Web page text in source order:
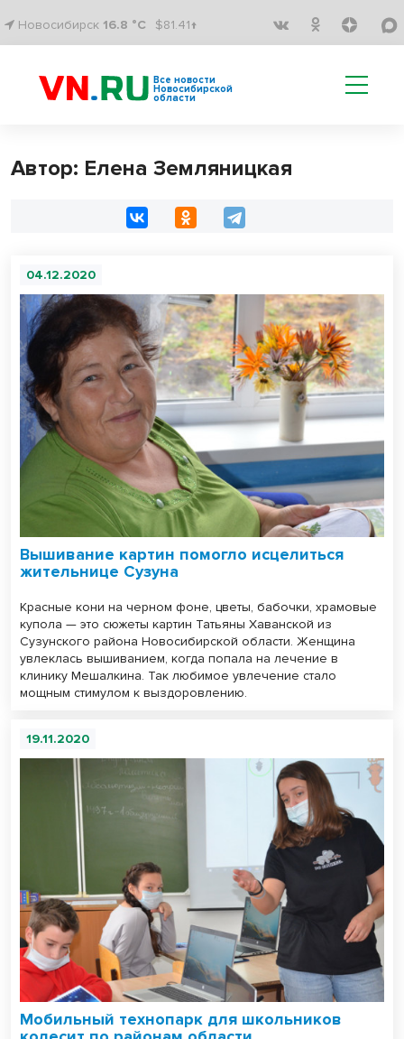
Новосибирск 16.8 °C $81.41↑
Все новости
Новосибирской
области
Автор: Елена Земляницкая
04.12.2020
Вышивание картин помогло исцелиться
жительнице Сузуна
Красные кони на черном фоне, цветы, бабочки, храмовые
купола — это сюжеты картин Татьяны Хаванской из
Сузунского района Новосибирской области. Женщина
увлеклась вышиванием, когда попала на лечение в
клинику Мешалкина. Так любимое увлечение стало
мощным стимулом к выздоровлению.
19.11.2020
Мобильный технопарк для школьников